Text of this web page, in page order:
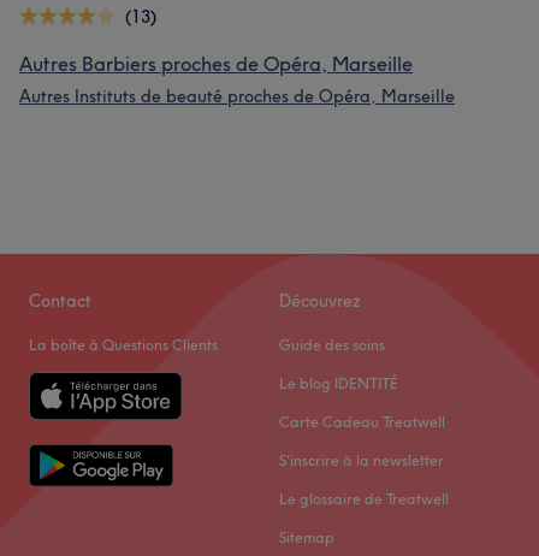
(13)
Autres Barbiers proches de Opéra, Marseille
Autres Instituts de beauté proches de Opéra, Marseille
Contact
La boîte à Questions Clients
Découvrez
Guide des soins
Le blog IDENTITÉ
Carte Cadeau Treatwell
S'inscrire à la newsletter
Le glossaire de Treatwell
Sitemap